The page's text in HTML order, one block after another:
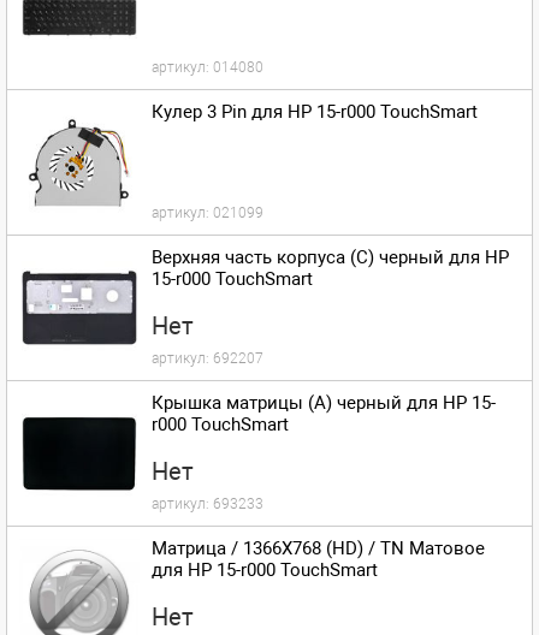
артикул: 014080
Кулер 3 Pin для HP 15-r000 TouchSmart
артикул: 021099
Верхняя часть корпуса (C) черный для HP
15-r000 TouchSmart
Нет
артикул: 692207
Крышка матрицы (A) черный для HP 15-
r000 TouchSmart
Нет
артикул: 693233
Матрица / 1366X768 (HD) / TN Матовое
для HP 15-r000 TouchSmart
Нет